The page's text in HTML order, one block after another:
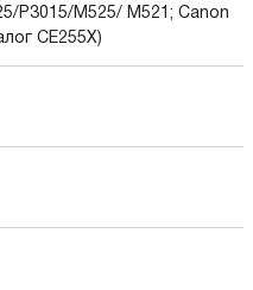
P3015/M525/ M521; Canon
CE255X)